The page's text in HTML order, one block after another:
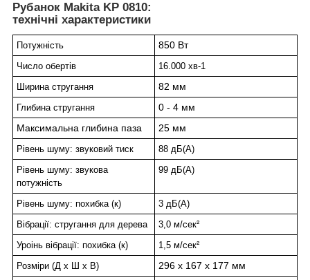
Рубанок Makita KP 0810:
технічні характеристики
Потужність 850 Вт
Число обертів
16.000 хв-1
Ширина стругання
82 мм
Глибина стругання
0 - 4 мм
Максимальна глибина паза
25 мм
Рівень шуму: звуковий тиск
88 дБ(А)
Рівень шуму: звукова
потужність
99 дБ(А)
Рівень шуму: похибка (к)
3 дБ(А)
Вібрації: стругання для дерева
3,0 м/сек²
Уроінь вібрації: похибка (к)
1,5 м/сек²
Розміри (Д х Ш х В)
296 x 167 x 177 мм